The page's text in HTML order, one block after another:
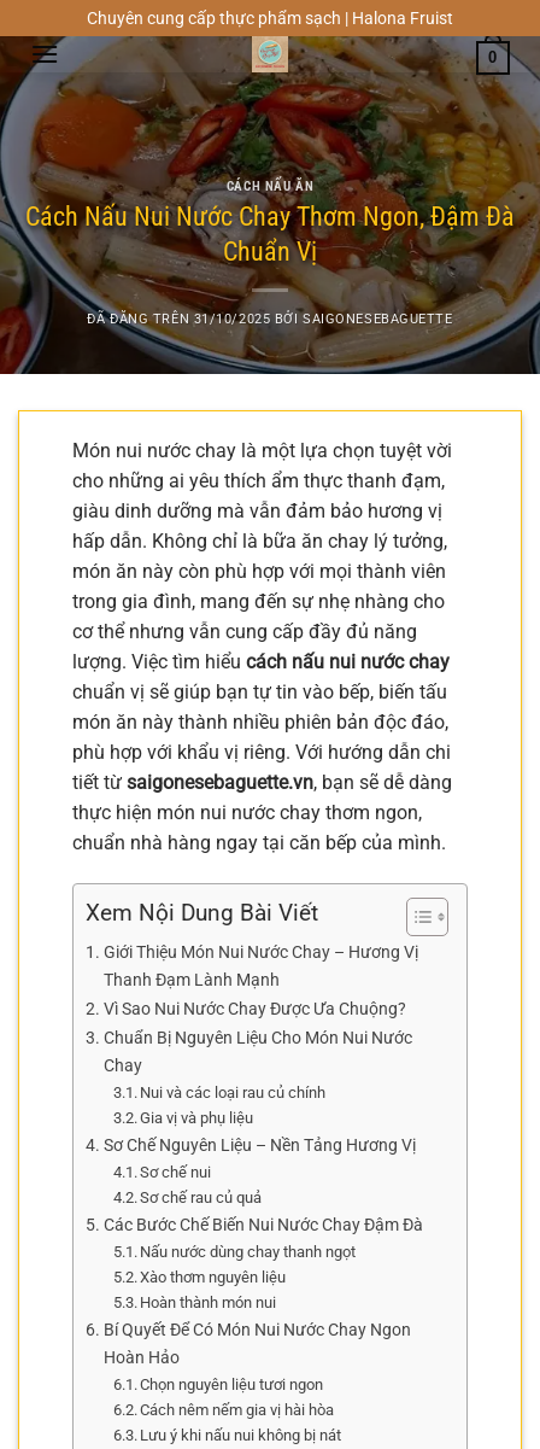
đến
nội
dung
Chuyên cung cấp thực phẩm sạch | Halona Fruist
0
CÁCH NẤU ĂN
Cách Nấu Nui Nước Chay Thơm Ngon, Đậm Đà
Chuẩn Vị
ĐÃ ĐĂNG TRÊN 31/10/2025 BỞISAIGONESEBAGUETTE
Món nui nước chay là một lựa chọn tuyệt vời
cho những ai yêu thích ẩm thực thanh đạm,
giàu dinh dưỡng mà vẫn đảm bảo hương vị
hấp dẫn. Không chỉ là bữa ăn chay lý tưởng,
món ăn này còn phù hợp với mọi thành viên
trong gia đình, mang đến sự nhẹ nhàng cho
cơ thể nhưng vẫn cung cấp đầy đủ năng
lượng. Việc tìm hiểu cách nấu nui nước chay
chuẩn vị sẽ giúp bạn tự tin vào bếp, biến tấu
món ăn này thành nhiều phiên bản độc đáo,
phù hợp với khẩu vị riêng. Với hướng dẫn chi
tiết từ saigonesebaguette.vn, bạn sẽ dễ dàng
thực hiện món nui nước chay thơm ngon,
chuẩn nhà hàng ngay tại căn bếp của mình.
Xem Nội Dung Bài Viết
Giới Thiệu Món Nui Nước Chay – Hương Vị
Thanh Đạm Lành Mạnh
Vì Sao Nui Nước Chay Được Ưa Chuộng?
Chuẩn Bị Nguyên Liệu Cho Món Nui Nước
Chay
Nui và các loại rau củ chính
Gia vị và phụ liệu
Sơ Chế Nguyên Liệu – Nền Tảng Hương Vị
Sơ chế nui
Sơ chế rau củ quả
Các Bước Chế Biến Nui Nước Chay Đậm Đà
Nấu nước dùng chay thanh ngọt
Xào thơm nguyên liệu
Hoàn thành món nui
Bí Quyết Để Có Món Nui Nước Chay Ngon
Hoàn Hảo
Chọn nguyên liệu tươi ngon
Cách nêm nếm gia vị hài hòa
Lưu ý khi nấu nui không bị nát